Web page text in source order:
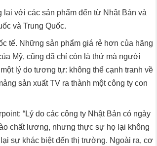
với các sản phẩm đến từ Nhật Bản và
và Trung Quốc.
tế. Những sản phẩm giá rẻ hơn của hãng
Mỹ, cũng đã chỉ còn là thứ mà người
lý do tương tự: không thể cạnh tranh về
sản xuất TV ra thành một công ty con
“Lý do các công ty Nhật Bản có ngày
chất lương, nhưng thực sự họ lại không
sự khác biệt đến thị trường. Ngoài ra, cơ